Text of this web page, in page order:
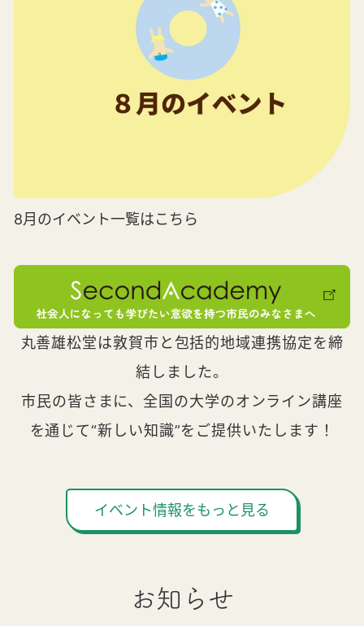
8月のイベント一覧はこちら
丸善雄松堂は敦賀市と包括的地域連携協定を締
結しました。
市民の皆さまに、全国の大学のオンライン講座
を通じて“新しい知識”をご提供いたします！
イベント情報をもっと見る
お知らせ